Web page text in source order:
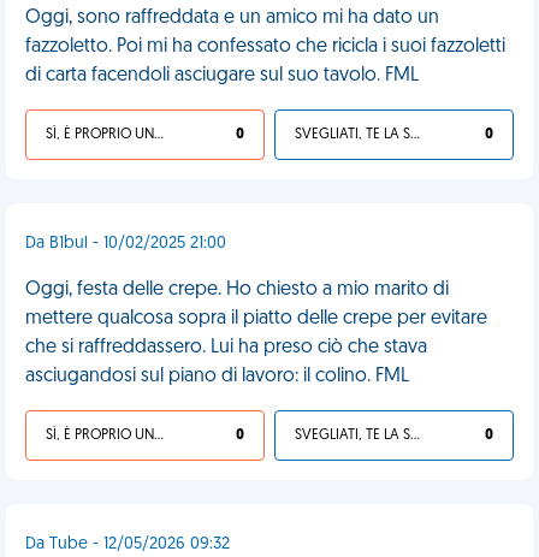
Oggi, sono raffreddata e un amico mi ha dato un
fazzoletto. Poi mi ha confessato che ricicla i suoi fazzoletti
di carta facendoli asciugare sul suo tavolo. FML
SÌ, È PROPRIO UNA VDM! 0 SVEGLIATI, TE LA SEI CERCATA! 0
Da B1bul - 10/02/2025 21:00
Oggi, festa delle crepe. Ho chiesto a mio marito di
mettere qualcosa sopra il piatto delle crepe per evitare
che si raffreddassero. Lui ha preso ciò che stava
asciugandosi sul piano di lavoro: il colino. FML
SÌ, È PROPRIO UNA VDM! 0 SVEGLIATI, TE LA SEI CERCATA! 0
Da Tube - 12/05/2026 09:32